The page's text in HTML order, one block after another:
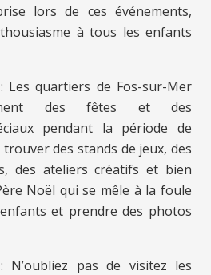
lors de ces événements,
à tous les enfants
Les quartiers de Fos-sur-Mer
des fêtes et des
pendant la période de
des stands de jeux, des
des ateliers créatifs et bien
Noël qui se mêle à la foule
et prendre des photos
pas de visitez les